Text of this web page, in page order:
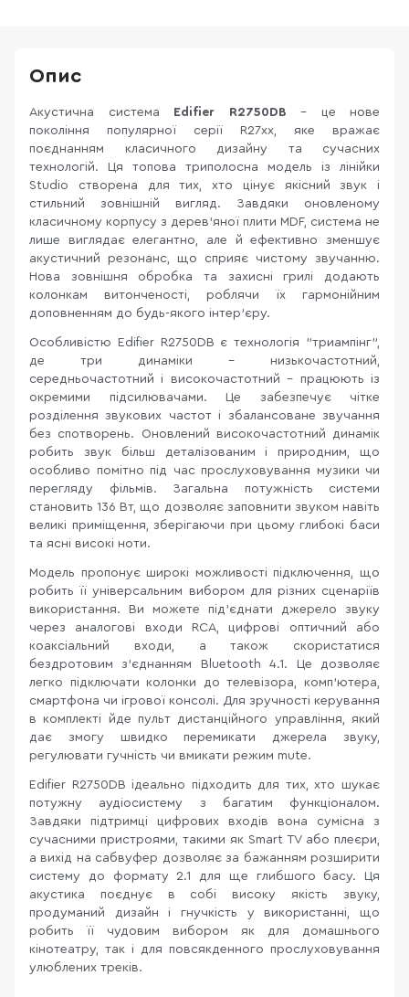
Опис
Акустична система Edifier R2750DB – це нове
покоління популярної серії R27xx, яке вражає
поєднанням класичного дизайну та сучасних
технологій. Ця топова триполосна модель із лінійки
Studio створена для тих, хто цінує якісний звук і
стильний зовнішній вигляд. Завдяки оновленому
класичному корпусу з дерев’яної плити MDF, система не
лише виглядає елегантно, але й ефективно зменшує
акустичний резонанс, що сприяє чистому звучанню.
Нова зовнішня обробка та захисні грилі додають
колонкам витонченості, роблячи їх гармонійним
доповненням до будь-якого інтер’єру.
Особливістю Edifier R2750DB є технологія "триампінг",
де три динаміки – низькочастотний,
середньочастотний і високочастотний – працюють із
окремими підсилювачами. Це забезпечує чітке
розділення звукових частот і збалансоване звучання
без спотворень. Оновлений високочастотний динамік
робить звук більш деталізованим і природним, що
особливо помітно під час прослуховування музики чи
перегляду фільмів. Загальна потужність системи
становить 136 Вт, що дозволяє заповнити звуком навіть
великі приміщення, зберігаючи при цьому глибокі баси
та ясні високі ноти.
Модель пропонує широкі можливості підключення, що
робить її універсальним вибором для різних сценаріїв
використання. Ви можете під’єднати джерело звуку
через аналогові входи RCA, цифрові оптичний або
коаксіальний входи, а також скористатися
бездротовим з’єднанням Bluetooth 4.1. Це дозволяє
легко підключати колонки до телевізора, комп’ютера,
смартфона чи ігрової консолі. Для зручності керування
в комплекті йде пульт дистанційного управління, який
дає змогу швидко перемикати джерела звуку,
регулювати гучність чи вмикати режим mute.
Edifier R2750DB ідеально підходить для тих, хто шукає
потужну аудіосистему з багатим функціоналом.
Завдяки підтримці цифрових входів вона сумісна з
сучасними пристроями, такими як Smart TV або плеєри,
а вихід на сабвуфер дозволяє за бажанням розширити
систему до формату 2.1 для ще глибшого басу. Ця
акустика поєднує в собі високу якість звуку,
продуманий дизайн і гнучкість у використанні, що
робить її чудовим вибором як для домашнього
кінотеатру, так і для повсякденного прослуховування
улюблених треків.